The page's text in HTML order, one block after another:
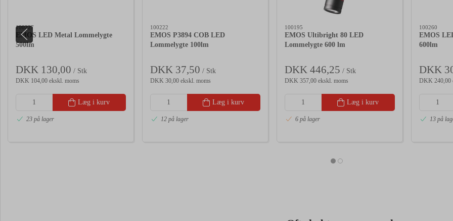
100227
EMOS LED Metal Lommelygte
500lm
DKK 130,00 / Stk
DKK 104,00 ekskl. moms
Læg i kurv
23 på lager
100222
EMOS P3894 COB LED
Lommelygte 100lm
DKK 37,50 / Stk
DKK 30,00 ekskl. moms
Læg i kurv
12 på lager
100195
EMOS Ultibright 80 LED
Lommelygte 600 lm
DKK 446,25 / Stk
DKK 357,00 ekskl. moms
Læg i kurv
6 på lager
100260
EMOS
600lm
DKK
DKK 240,00
13 på